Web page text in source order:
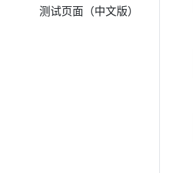
测试页面（中文版）